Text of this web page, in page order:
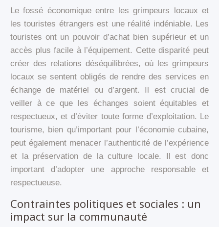
Le fossé économique entre les grimpeurs locaux et
les touristes étrangers est une réalité indéniable. Les
touristes ont un pouvoir d’achat bien supérieur et un
accès plus facile à l’équipement. Cette disparité peut
créer des relations déséquilibrées, où les grimpeurs
locaux se sentent obligés de rendre des services en
échange de matériel ou d’argent. Il est crucial de
veiller à ce que les échanges soient équitables et
respectueux, et d’éviter toute forme d’exploitation. Le
tourisme, bien qu’important pour l’économie cubaine,
peut également menacer l’authenticité de l’expérience
et la préservation de la culture locale. Il est donc
important d’adopter une approche responsable et
respectueuse.
Contraintes politiques et sociales : un
impact sur la communauté